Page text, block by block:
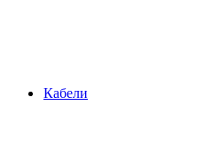
Кабели